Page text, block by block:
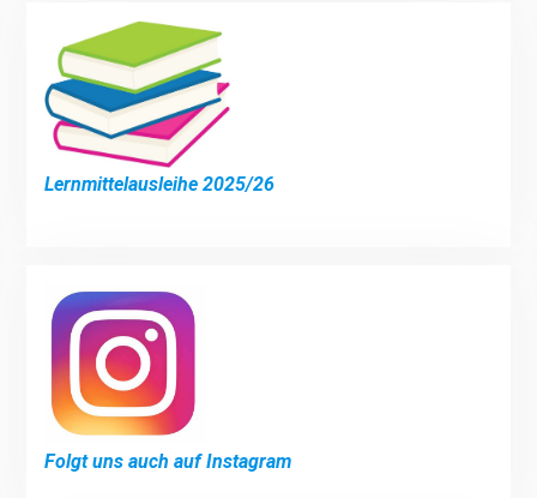
Lernmittelausleihe 2025/26
Folgt uns auch auf Instagram